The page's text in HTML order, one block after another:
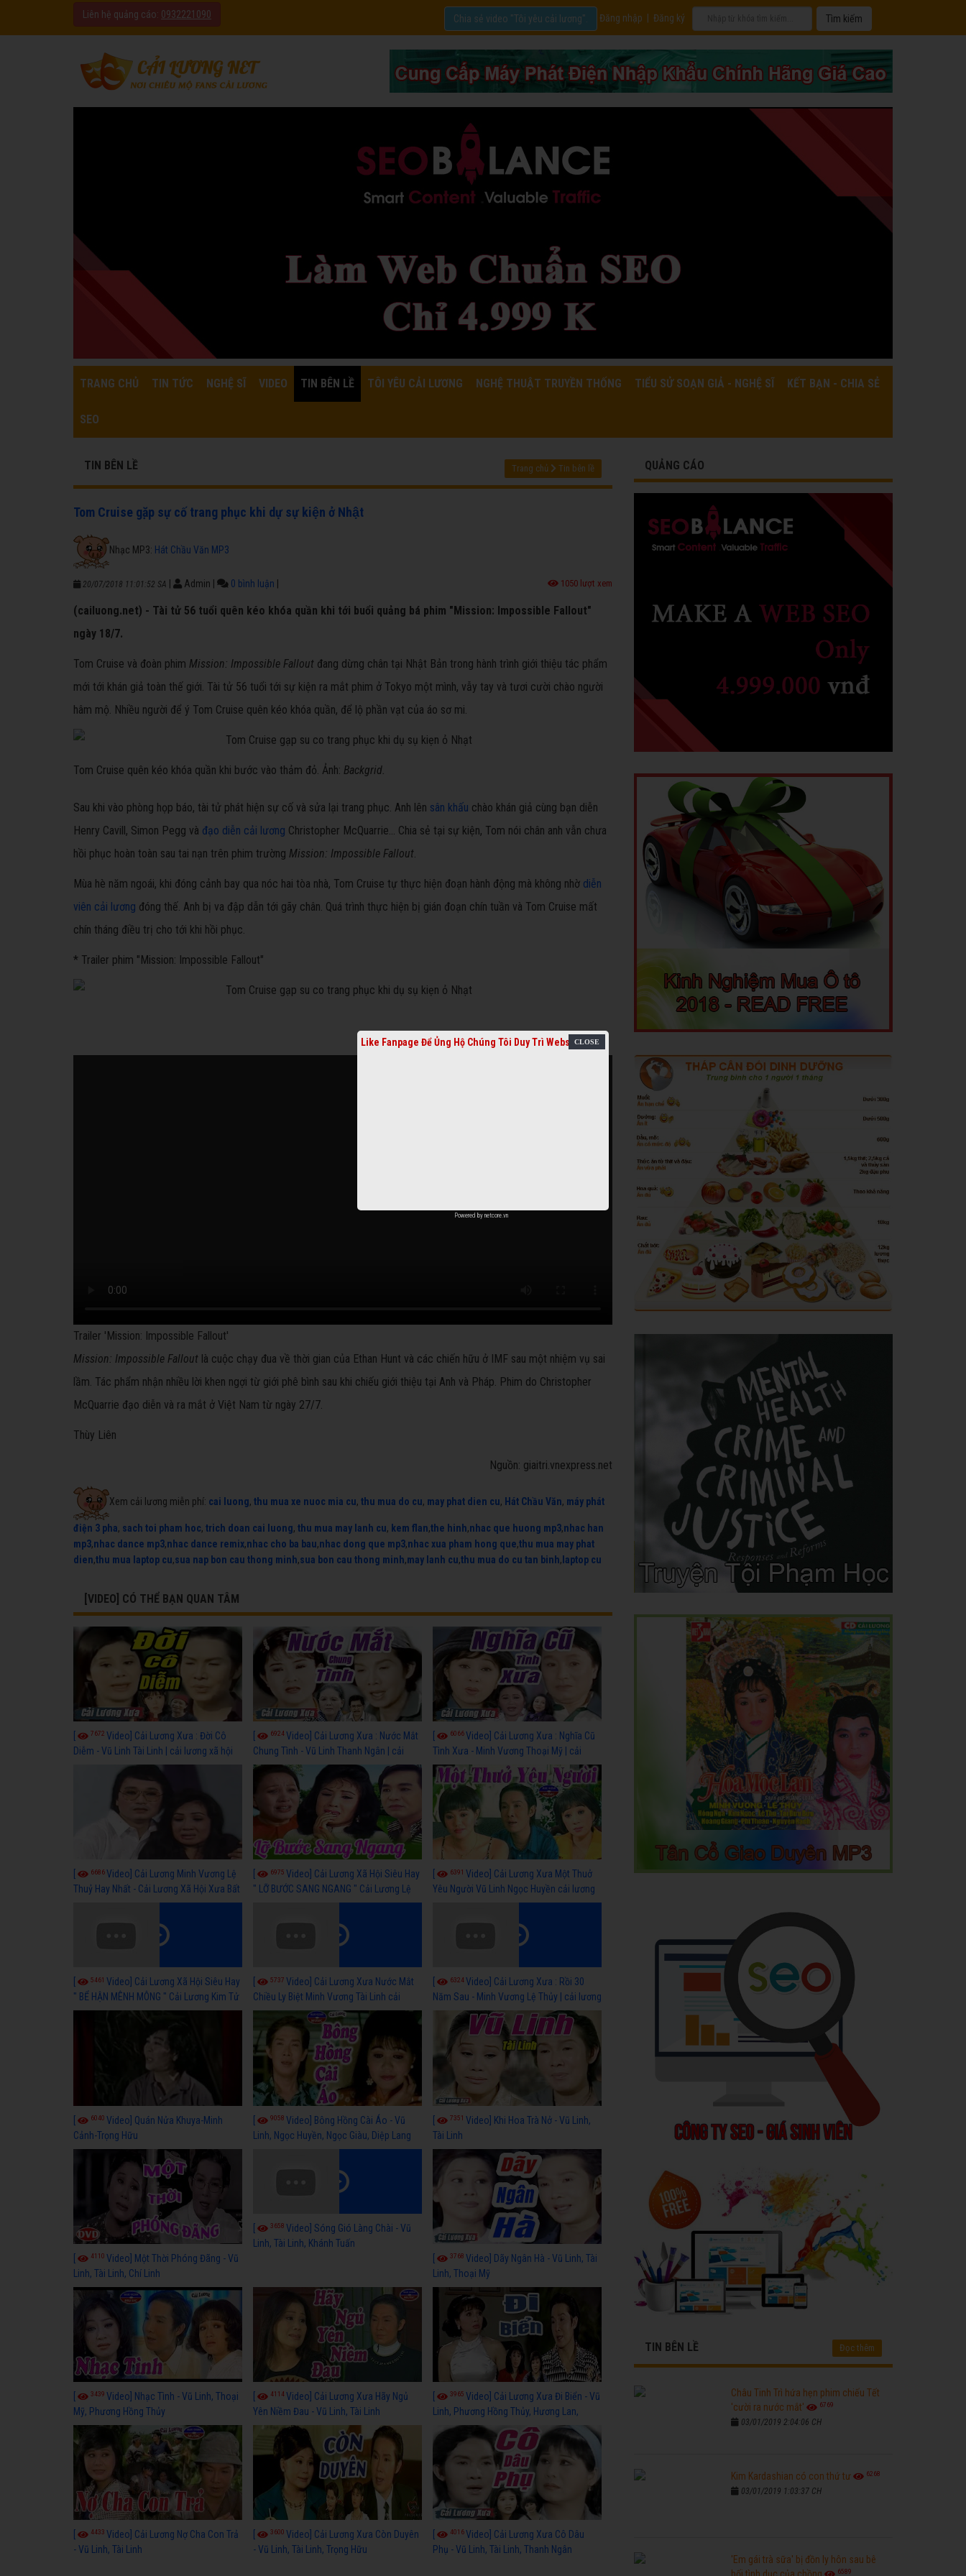
Liên hệ quảng cáo: 0932221090 Đăng nhập Đăng ký
Chia sẻ video "Tôi yêu cải lương".
TRANG CHỦ TIN TỨC NGHỆ SĨ VIDEO TIN BÊN LỀ TÔI YÊU CẢI LƯƠNG NGHỆ THUẬT TRUYỀN THỐNG TIỂU SỬ SOẠN GIẢ - NGHỆ SĨ KẾT BẠN - CHIA SẺ
SEO
TIN BÊN LỀ Trang chủ Tin bên lề
Tom Cruise gặp sự cố trang phục khi dự sự kiện ở Nhật
Nhạc MP3: Hát Chầu Văn MP3
20/07/2018 11:01:52 SA Admin 0 bình luận 1050 lượt xem
(cailuong.net) - Tài tử 56 tuổi quên kéo khóa quần khi tới buổi quảng bá phim "Mission: Impossible Fallout"
ngày 18/7.
Tom Cruise và đoàn phim Mission: Impossible Fallout đang dừng chân tại Nhật Bản trong hành trình giới thiệu tác phẩm
mới tới khán giả toàn thế giới. Tài tử 56 tuổi tới sự kiện ra mắt phim ở Tokyo một mình, vẫy tay và tươi cười chào người
hâm mộ. Nhiều người để ý Tom Cruise quên kéo khóa quần, để lộ phần vạt của áo sơ mi.
Tom Cruise quên kéo khóa quần khi bước vào thảm đỏ. Ảnh: Backgrid.
Sau khi vào phòng họp báo, tài tử phát hiện sự cố và sửa lại trang phục. Anh lên sân khấu chào khán giả cùng bạn diễn
Henry Cavill, Simon Pegg và đạo diễn cải lương Christopher McQuarrie... Chia sẻ tại sự kiện, Tom nói chân anh vẫn chưa
hồi phục hoàn toàn sau tai nạn trên phim trường Mission: Impossible Fallout.
Mùa hè năm ngoái, khi đóng cảnh bay qua nóc hai tòa nhà, Tom Cruise tự thực hiện đoạn hành động mà không nhờ diễn
viên cải lương đóng thế. Anh bị va đập dẫn tới gãy chân. Quá trình thực hiện bị gián đoạn chín tuần và Tom Cruise mất
chín tháng điều trị cho tới khi hồi phục.
* Trailer phim "Mission: Impossible Fallout"
Trailer 'Mission: Impossible Fallout'
Mission: Impossible Fallout là cuộc chạy đua về thời gian của Ethan Hunt và các chiến hữu ở IMF sau một nhiệm vụ sai
lầm. Tác phẩm nhận nhiều lời khen ngợi từ giới phê bình sau khi chiếu giới thiệu tại Anh và Pháp. Phim do Christopher
McQuarrie đạo diễn và ra mắt ở Việt Nam từ ngày 27/7.
Thùy Liên
Nguồn: giaitri.vnexpress.net
Xem cải lương miễn phí: cai luong, thu mua xe nuoc mia cu, thu mua do cu, may phat dien cu, Hát Chầu Văn, máy phát
điện 3 pha, sach toi pham hoc, trich doan cai luong, thu mua may lanh cu, kem flan,the hinh,nhac que huong mp3,nhac han
mp3,nhac dance mp3,nhac dance remix,nhac cho ba bau,nhac dong que mp3,nhac xua pham hong que,thu mua may phat
dien,thu mua laptop cu,sua nap bon cau thong minh,sua bon cau thong minh,may lanh cu,thu mua do cu tan binh, laptop cu
[VIDEO] CÓ THỂ BẠN QUAN TÂM
7672 Video] Cải Lương Xưa : Đời Cô
Diễm - Vũ Linh Tài Linh | cải lương xã hội
6924Video] Cải Lương Xưa : Nước Mắt
Chung Tình - Vũ Linh Thanh Ngân | cải
lương xã hội hay nhất
6066Video] Cải Lương Xưa : Nghĩa Cũ
Tình Xưa - Minh Vương Thoại Mỹ | cải
lương xã hội hay nhất
6686Video] Cải Lương Minh Vương Lệ
Thuỷ Hay Nhất - Cải Lương Xã Hội Xưa Bất
6975 Video] Cải Lương Xã Hội Siêu Hay
" LỠ BƯỚC SANG NGANG " Cải Lương Lệ
Thuỷ, Thanh Tuấn, Hồng Nga
6391 Video] Cải Lương Xưa Một Thuở
Yêu Người Vũ Linh Ngọc Huyền cải lương
5461 Video] Cải Lương Xã Hội Siêu Hay
" BỂ HẬN MÊNH MÔNG " Cải Lương Kim Tử
Long, Thanh Ngân Hay Nhất
5737 Video] Cải Lương Xưa Nước Mắt
Chiều Ly Biệt Minh Vương Tài Linh cải
lương xã hội hay nhất
6324Video] Cải Lương Xưa : Rồi 30
Năm Sau - Minh Vương Lệ Thủy | cải lương
xã hội hay nhất
[ 6040 Video] Quán Nửa Khuya-Minh
Cảnh-Trọng Hữu
[ 9058 Video] Bông Hồng Cài Áo - Vũ
Linh, Ngọc Huyền, Ngọc Giàu, Diệp Lang
[ 7351 Video] Khi Hoa Trà Nở - Vũ Linh,
Tài Linh
4110 Video] Một Thời Phóng Đãng - Vũ
Linh, Tài Linh, Chí Linh
[ 3658 Video] Sóng Gió Làng Chài - Vũ
Linh, Tài Linh, Khánh Tuấn
3768 Video] Dãy Ngân Hà - Vũ Linh, Tài
Linh, Thoại Mỹ
3439 Video] Nhạc Tình - Vũ Linh, Thoại
Mỹ, Phương Hồng Thủy
4114Video] Cải Lương Xưa Hãy Ngủ
Yên Niềm Đau - Vũ Linh, Tài Linh
3965 Video] Cải Lương Xưa Đi Biển - Vũ
Linh, Phương Hồng Thủy, Hương Lan,
Thanh Hằng
4433 Video] Cải Lương Nợ Cha Con Trả
- Vũ Linh, Tài Linh
3600 Video] Cải Lương Xưa Còn Duyên
- Vũ Linh, Tài Linh, Trọng Hữu
4016Video] Cải Lương Xưa Cô Dâu
Phụ - Vũ Linh, Tài Linh, Thanh Ngân
QUẢNG CÁO
TIN BÊN LỀ Đọc thêm
Châu Tinh Trì hứa hẹn phim chiếu Tết
'cười ra nước mắt'
6769
03/01/2019 2:04:06 CH
Kim Kardashian có con thứ tư 6268
03/01/2019 1:03:37 CH
'Em gái trà sữa' bị đồn ly hôn sau bê
6589
Like Fanpage Để Ủng Hộ Chúng Tôi Duy Trì Website
Powered by netcore.vn